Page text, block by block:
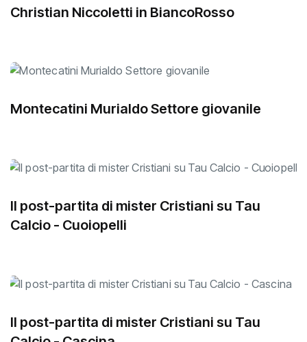
Christian Niccoletti in BiancoRosso
Montecatini Murialdo Settore giovanile
Il post-partita di mister Cristiani su Tau
Calcio - Cuoiopelli
Il post-partita di mister Cristiani su Tau